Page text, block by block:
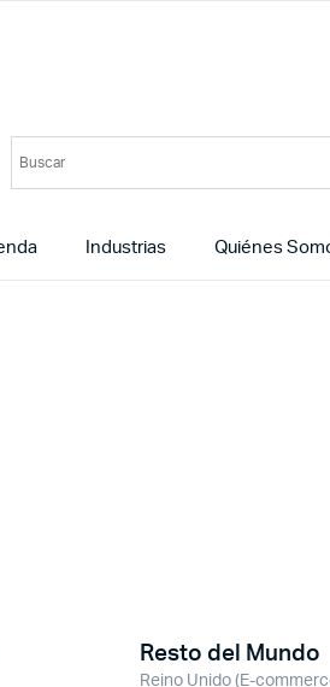
Industrias Quiénes
Resto del Mundo
Reino Unido (E-